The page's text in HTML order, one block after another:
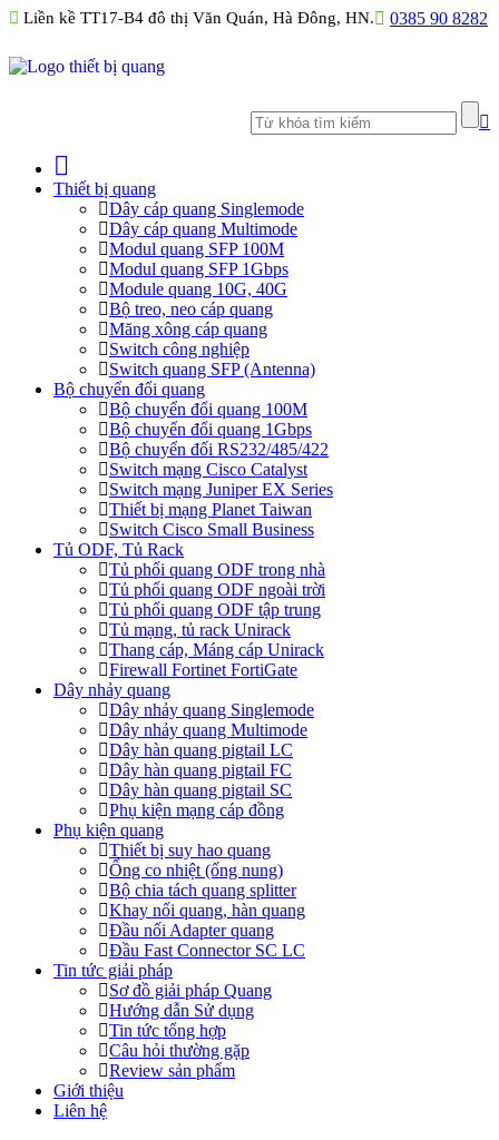
Liền kề TT17-B4 đô thị Văn Quán, Hà Đông, HN. 0385 90 8282
Thiết bị quang
Dây cáp quang Singlemode
Dây cáp quang Multimode
Modul quang SFP 100M
Modul quang SFP 1Gbps
Module quang 10G, 40G
Bộ treo, neo cáp quang
Măng xông cáp quang
Switch công nghiệp
Switch quang SFP (Antenna)
Bộ chuyển đổi quang
Bộ chuyển đổi quang 100M
Bộ chuyển đổi quang 1Gbps
Bộ chuyển đối RS232/485/422
Switch mạng Cisco Catalyst
Switch mạng Juniper EX Series
Thiết bị mạng Planet Taiwan
Switch Cisco Small Business
Tủ ODF, Tủ Rack
Tủ phối quang ODF trong nhà
Tủ phối quang ODF ngoài trời
Tủ phối quang ODF tập trung
Tủ mạng, tủ rack Unirack
Thang cáp, Máng cáp Unirack
Firewall Fortinet FortiGate
Dây nhảy quang
Dây nhảy quang Singlemode
Dây nhảy quang Multimode
Dây hàn quang pigtail LC
Dây hàn quang pigtail FC
Dây hàn quang pigtail SC
Phụ kiện mạng cáp đồng
Phụ kiện quang
Thiết bị suy hao quang
Ống co nhiệt (ống nung)
Bộ chia tách quang splitter
Khay nối quang, hàn quang
Đầu nối Adapter quang
Đầu Fast Connector SC LC
Tin tức giải pháp
Sơ đồ giải pháp Quang
Hướng dẫn Sử dụng
Tin tức tổng hợp
Câu hỏi thường gặp
Review sản phẩm
Giới thiệu
Liên hệ